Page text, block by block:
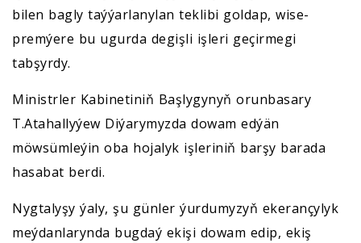
bilen bagly taýýarlanylan teklibi goldap, wise-
premýere bu ugurda degişli işleri geçirmegi
tabşyrdy.
Ministrler Kabinetiniň Başlygynyň orunbasary
T.Atahallyýew Diýarymyzda dowam edýän
möwsümleýin oba hojalyk işleriniň barşy barada
hasabat berdi.
Nygtalyşy ýaly, şu günler ýurdumyzyň ekerançylyk
meýdanlarynda bugdaý ekişi dowam edip, ekiş